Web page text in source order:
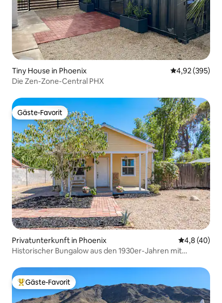
Tiny House in Phoenix
4,92 (395)
Die Zen-Zone-Central PHX
Gäste-Favorit
Gäste-Favorit
Privatunterkunft in Phoenix
4,8 (40)
Historischer Bungalow aus den 1930er-Jahren mit
Beliebter Gäste-Favorit.
Gäste-Favorit